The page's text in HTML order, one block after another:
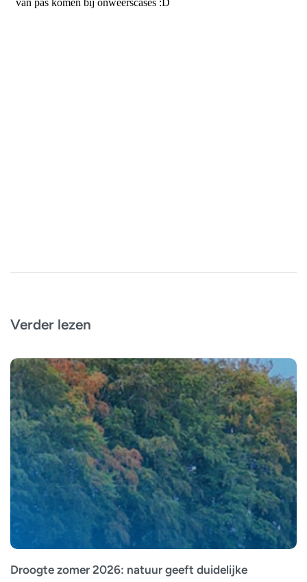
Verder lezen
Droogte zomer 2026: natuur geeft duidelijke